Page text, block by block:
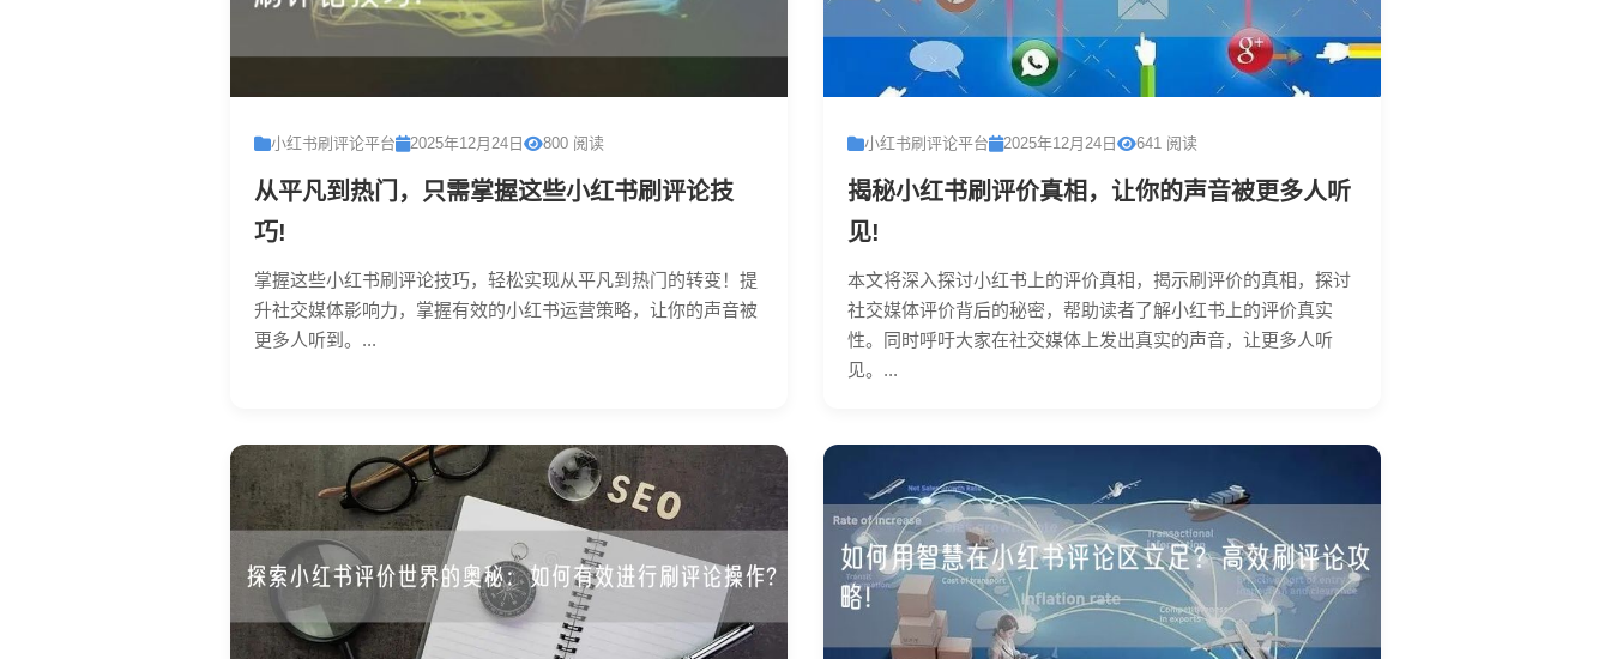
小红书刷评论平台 2025年12月24日 800 阅读
从平凡到热门，只需掌握这些小红书刷评论技
巧!
掌握这些小红书刷评论技巧，轻松实现从平凡到热门的转变！提
升社交媒体影响力，掌握有效的小红书运营策略，让你的声音被
更多人听到。...
小红书刷评论平台 2025年12月24日 641 阅读
揭秘小红书刷评价真相，让你的声音被更多人听
见!
本文将深入探讨小红书上的评价真相，揭示刷评价的真相，探讨
社交媒体评价背后的秘密，帮助读者了解小红书上的评价真实
性。同时呼吁大家在社交媒体上发出真实的声音，让更多人听
见。...